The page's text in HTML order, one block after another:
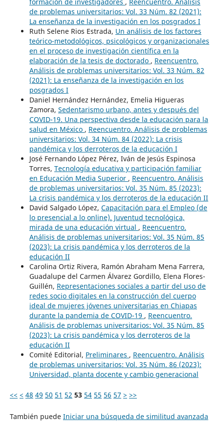
de problemas universitarios: Vol. 33 Núm. 82 (2021):
La enseñanza de la investigación en los posgrados I
Ruth Selene Rios Estrada, Un análisis de los factores
teórico-metodológicos, psicológicos y organizacionales
en el proceso de investigación científica en la
elaboración de la tesis de doctorado , Reencuentro.
Análisis de problemas universitarios: Vol. 33 Núm. 82
(2021): La enseñanza de la investigación en los
posgrados I
Daniel Hernández Hernández, Emelia Higueras
Zamora, Sedentarismo urbano, antes y después del
COVID-19. Una perspectiva desde la educación para la
salud en México , Reencuentro. Análisis de problemas
universitarios: Vol. 34 Núm. 84 (2022): La crisis
pandémica y los derroteros de la educación I
José Fernando López Pérez, Iván de Jesús Espinosa
Torres, Tecnología educativa y participación familiar
en Educación Media Superior , Reencuentro. Análisis
de problemas universitarios: Vol. 35 Núm. 85 (2023):
La crisis pandémica y los derroteros de la educación II
David Salgado López, Capacitación para el Empleo (de
lo presencial a lo online). Juventud tecnológica,
mirada de una educación virtual , Reencuentro.
Análisis de problemas universitarios: Vol. 35 Núm. 85
(2023): La crisis pandémica y los derroteros de la
educación II
Carolina Ortiz Rivera, Ramón Abraham Mena Farrera,
Guadalupe del Carmen Álvarez Gordillo, Elena Flores-
Guillén, Representaciones sociales a partir del uso de
redes socio digitales en la construcción del cuerpo
ideal de mujeres jóvenes universitarias en Chiapas
durante la pandemia de COVID-19 , Reencuentro.
Análisis de problemas universitarios: Vol. 35 Núm. 85
(2023): La crisis pandémica y los derroteros de la
educación II
Comité Editorial, Preliminares , Reencuentro. Análisis
de problemas universitarios: Vol. 35 Núm. 86 (2023):
Universidad, planta docente y cambio generacional
<< < 48 49 50 51 52 53 54 55 56 57 > >>
También puede Iniciar una búsqueda de similitud avanzada